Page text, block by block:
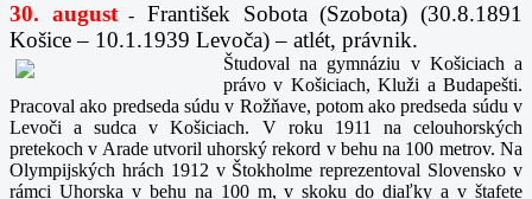
30. august-
František Sobota (Szobota) (30.8.1891
Košice – 10.1.1939 Levoča) – atlét, právnik.
Študoval na gymnáziu v Košiciach a
právo v Košiciach, Kluži a Budapešti.
Pracoval ako predseda súdu v Rožňave, potom ako predseda súdu v
Levoči a sudca v Košiciach. V roku 1911 na celouhorských
pretekoch v Arade utvoril uhorský rekord v behu na 100 metrov. Na
Olympijských hrách 1912 v Štokholme reprezentoval Slovensko v
rámci Uhorska v behu na 100 m, v skoku do diaľky a v štafete